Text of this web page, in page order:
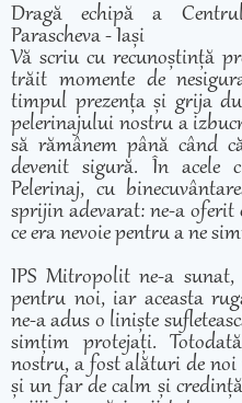
Dragă echipă a
Parascheva - Iași
Vă scriu cu recunoștință
trăit momente de
timpul prezența și grija
pelerinajului nostru a
să rămânem până când
devenit sigură. În acele
Pelerinaj, cu
sprijin adevarat: ne-a
ce era nevoie pentru a ne
IPS Mitropolit ne-a
pentru noi, iar aceasta
ne-a adus o liniște
simțim protejați.
nostru, a fost alături de
și un far de calm și